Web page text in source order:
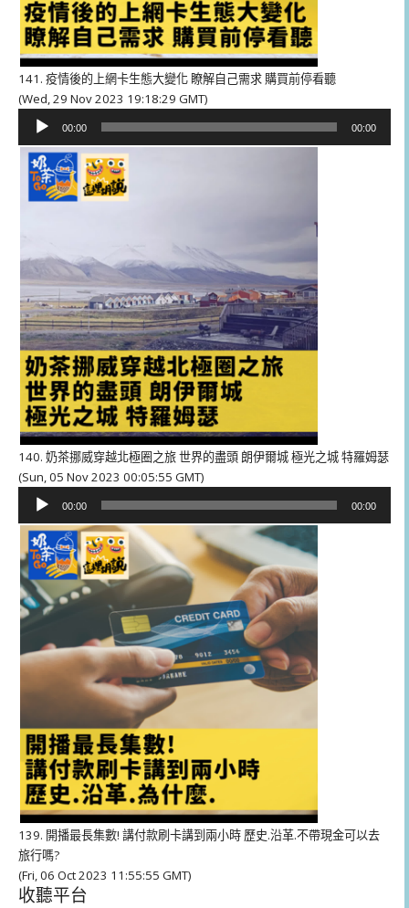
141. 疫情後的上網卡生態大變化 瞭解自己需求 購買前停看聽
(Wed, 29 Nov 2023 19:18:29 GMT)
播
器
00:00 00:00
140. 奶茶挪威穿越北極圈之旅 世界的盡頭 朗伊爾城 極光之城 特羅姆瑟
(Sun, 05 Nov 2023 00:05:55 GMT)
播
放
器
00:00 00:00
139. 開播最長集數! 講付款刷卡講到兩小時 歷史.沿革.不帶現金可以去
旅行嗎?
(Fri, 06 Oct 2023 11:55:55 GMT)
收聽平台